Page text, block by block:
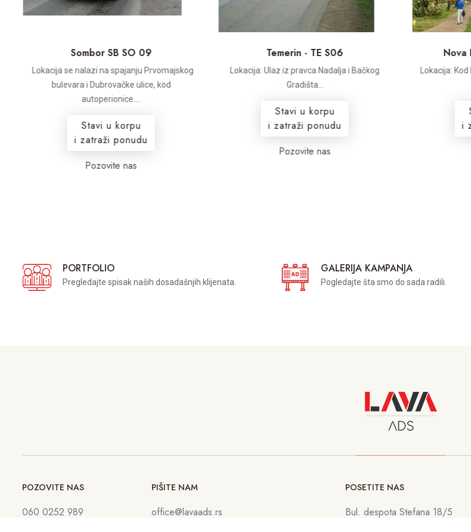
Sombor SB SO 09
Lokacija se nalazi na spajanju Prvomajskog
bulevara i Dubrovačke ulice, kod
autoperionice....
Stavi u korpu
i zatraži ponudu
Pozovite nas
Temerin - TE S06
Lokacija: Ulaz iz pravca Nadalja i Bačkog
Gradišta...
Stavi u korpu
i zatraži ponudu
Pozovite nas
Nova
Lokacija:
i
PORTFOLIO
Pregledajte spisak naših dosadašnjih klijenata.
GALERIJA KAMPANJA
Pogledajte šta smo do sada radili.
POZOVITE NAS
060 0252 989
PIŠITE NAM
office@lavaads.rs
POSETITE NAS
Bul. despota Stefana 18/5